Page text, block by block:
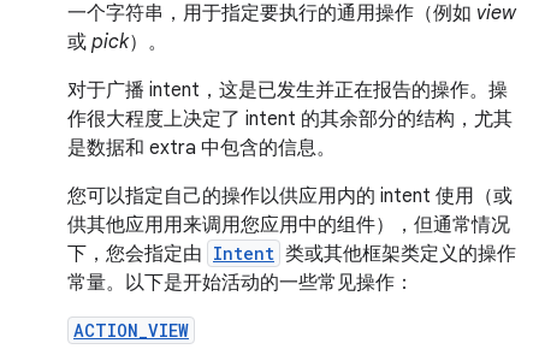
一个字符串，用于指定要执行的通用操作（例如 view
或 pick）。
对于广播 intent，这是已发生并正在报告的操作。操
作很大程度上决定了 intent 的其余部分的结构，尤其
是数据和 extra 中包含的信息。
您可以指定自己的操作以供应用内的 intent 使用（或
供其他应用用来调用您应用中的组件），但通常情况
下，您会指定由 Intent 类或其他框架类定义的操作
常量。以下是开始活动的一些常见操作：
ACTION_VIEW